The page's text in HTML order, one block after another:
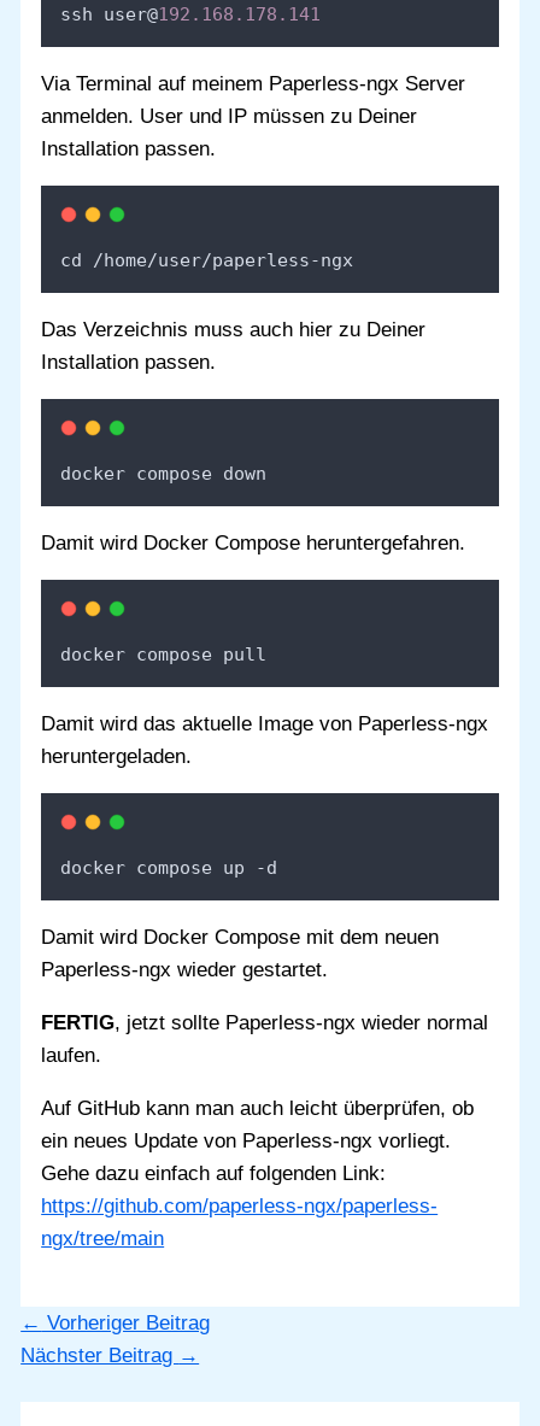
ssh user@192.168.178.141
Via Terminal auf meinem Paperless-ngx Server
anmelden. User und IP müssen zu Deiner
Installation passen.
cd /home/user/paperless-ngx
Das Verzeichnis muss auch hier zu Deiner
Installation passen.
docker compose down
Damit wird Docker Compose heruntergefahren.
docker compose pull
Damit wird das aktuelle Image von Paperless-ngx
heruntergeladen.
docker compose up -d
Damit wird Docker Compose mit dem neuen
Paperless-ngx wieder gestartet.
FERTIG, jetzt sollte Paperless-ngx wieder normal
laufen.
Auf GitHub kann man auch leicht überprüfen, ob
ein neues Update von Paperless-ngx vorliegt.
Gehe dazu einfach auf folgenden Link:
https://github.com/paperless-ngx/paperless-
ngx/tree/main
← Vorheriger Beitrag
Nächster Beitrag →